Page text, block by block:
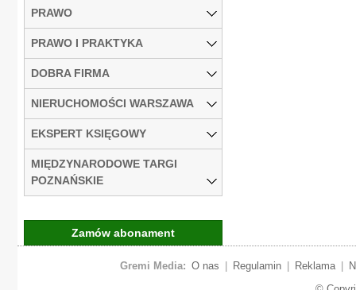
PRAWO
PRAWO I PRAKTYKA
DOBRA FIRMA
NIERUCHOMOŚCI WARSZAWA
EKSPERT KSIĘGOWY
MIĘDZYNARODOWE TARGI
POZNAŃSKIE
Zamów abonament
Gremi Media: O nas Regulamin Reklama